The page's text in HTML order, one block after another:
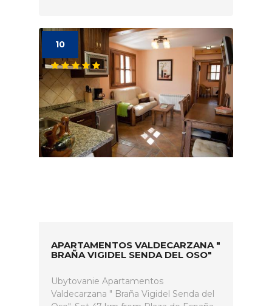
10
APARTAMENTOS VALDECARZANA "
BRAÑA VIGIDEL SENDA DEL OSO"
Ubytovanie Apartamentos
Valdecarzana " Braña Vigidel Senda del